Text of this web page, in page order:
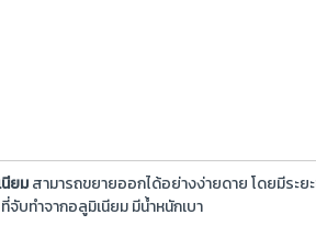
ยมสามารถขยายออกได้อย่างง่ายดาย โดยมีระย
บทำจากอลูมิเนียม มีน้ำหนักเบา